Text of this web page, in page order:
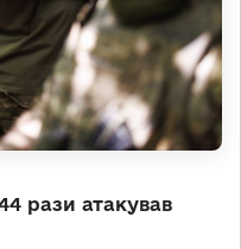
рази атакував